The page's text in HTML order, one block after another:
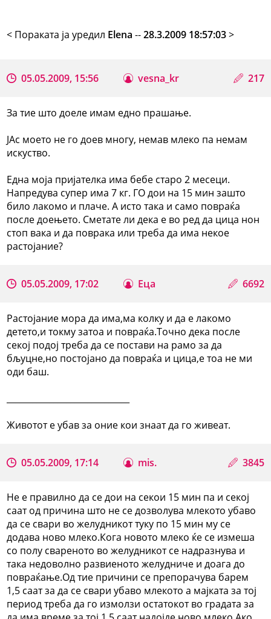
< Поракaта ја уредил Elena --28.3.2009 18:57:03>
05.05.2009, 15:56 vesna_kr 217
За тие што доеле имам едно прашање.
ЈАс моето не го доев многу, немав млеко па немам
искуство.
Една моја пријателка има бебе старо 2 месеци.
Напредува супер има 7 кг. ГО дои на 15 мин зашто
било лакомо и плаче. А исто така и само повраќа
после доењето. Сметате ли дека е во ред да цица нон
стоп вака и да поврака или треба да има некое
растојание?
05.05.2009, 17:02 Еца 6692
Растојание мора да има,ма колку и да е лакомо
детето,и токму затоа и повраќа.Точно дека после
секој подој треба да се постави на рамо за да
бљуцне,но постојано да повраќа и цица,е тоа не ми
оди баш.
Животот е убав за оние кои знаат да го живеат.
05.05.2009, 17:14 mis. 3845
Не е правилно да се дои на секои 15 мин па и секој
саат од причина што не се дозволува млекото убаво
да се свари во желудникот туку по 15 мин му се
додава ново млеко.Кога новото млеко ќе се измеша
со полу свареното во желудникот се надразнува и
така недоволно развиеното желудниче и доага до
повраќање.Од тие причини се препорачува барем
1,5 саат за да се свари убаво млекото а мајката за тој
период треба да го измолзи остатокот во градата за